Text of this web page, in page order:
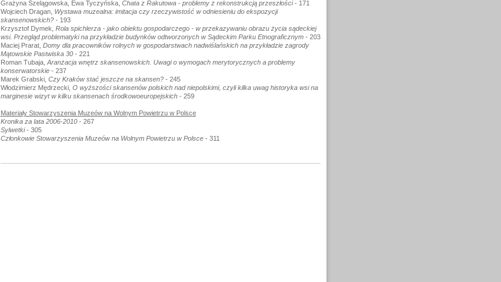
Grażyna Szelągowska, Ewa Tyczyńska, Chata z Rakutowa - problemy z rekonstrukcją przeszłości- 171
Wojciech Dragan, Wystawa muzealna: imitacja czy rzeczywistość w odniesieniu do ekspozycji
skansenowskich?- 193
Krzysztof Dymek, Rola spichlerza - jako obiektu gospodarczego - w przekazywaniu obrazu życia sądeckiej
wsi. Przegląd problematyki na przykładzie budynków odtworzonych w Sądeckim Parku Etnograficznym- 203
Maciej Prarat, Domy dla pracowników rolnych w gospodarstwach nadwiślańskich na przykładzie zagrody
Mątowskie Pastwiska 30- 221
Roman Tubaja, Aranżacja wnętrz skansenowskich. Uwagi o wymogach merytorycznych a problemy
konserwatorskie- 237
Marek Grabski, Czy Kraków stać jeszcze na skansen?- 245
Włodzimierz Mędrzecki, O wyższości skansenów polskich nad niepolskimi, czyli kilka uwag historyka wsi na
marginesie wizyt w kilku skansenach środkowoeuropejskich- 259
Materiały Stowarzyszenia Muzeów na Wolnym Powietrzu w Polsce
Kronika za lata 2006-2010- 267
Sylwetki- 305
Członkowie Stowarzyszenia Muzeów na Wolnym Powietrzu w Polsce- 311